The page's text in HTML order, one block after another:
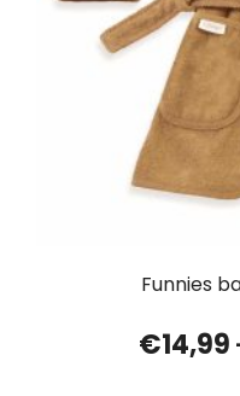
Funnies
€14,99